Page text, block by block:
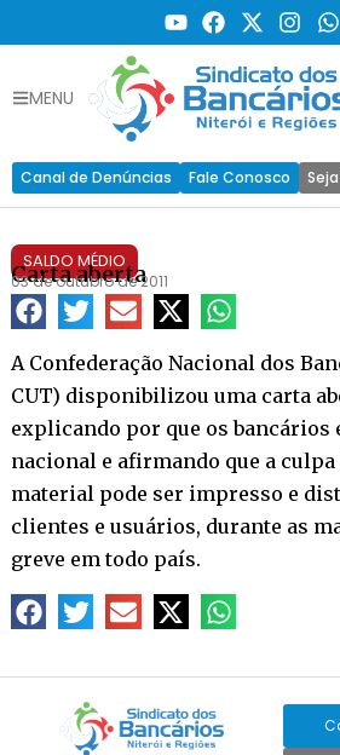
MENU
Canal de Denúncias Fale Conosco
SALDO MÉDIO
Carta aberta
03 de outubro de 2011
A Confederação Nacional dos
CUT) disponibilizou uma carta
explicando por que os bancários
nacional e afirmando que a culpa
material pode ser impresso e
clientes e usuários, durante as
greve em todo país.